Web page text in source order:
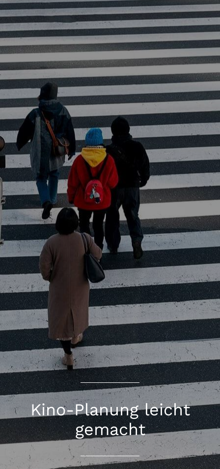
Kino-Planung leicht
gemacht